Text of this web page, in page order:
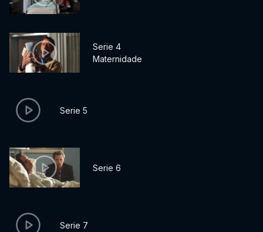
Serie 4
Maternidade
Serie 5
Serie 6
Serie 7